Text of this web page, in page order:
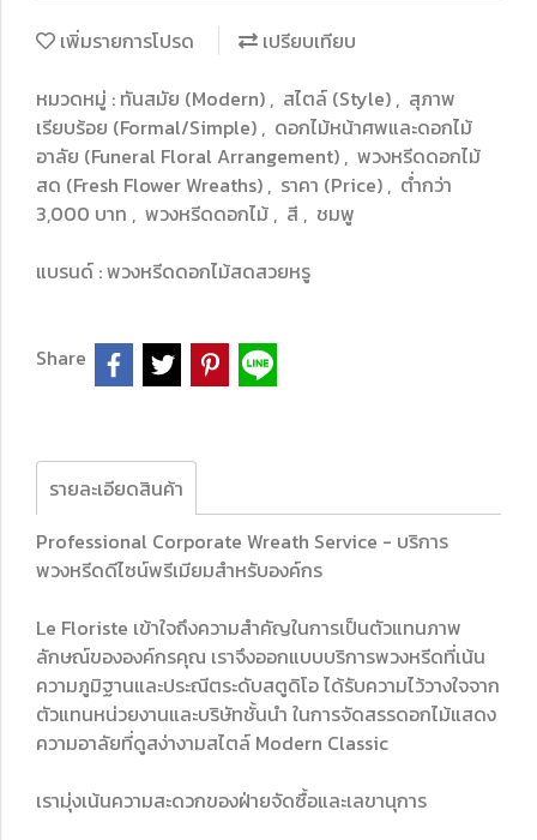
เพิ่มรายการโปรด
เปรียบเทียบ
หมวดหมู่ : ทันสมัย (Modern) , สไตล์ (Style) , สุภาพ
เรียบร้อย (Formal/Simple) , ดอกไม้หน้าศพและดอกไม้
อาลัย (Funeral Floral Arrangement) , พวงหรีดดอกไม้
สด (Fresh Flower Wreaths) , ราคา (Price) , ต่ำกว่า
3,000 บาท , พวงหรีดดอกไม้ , สี , ชมพู
แบรนด์ :พวงหรีดดอกไม้สดสวยหรู
Share
รายละเอียดสินค้า
Professional Corporate Wreath Service - บริการ
พวงหรีดดีไซน์พรีเมียมสำหรับองค์กร
Le Floriste เข้าใจถึงความสำคัญในการเป็นตัวแทนภาพ
ลักษณ์ขององค์กรคุณ เราจึงออกแบบบริการพวงหรีดที่เน้น
ความภูมิฐานและประณีตระดับสตูดิโอ ได้รับความไว้วางใจจาก
ตัวแทนหน่วยงานและบริษัทชั้นนำ ในการจัดสรรดอกไม้แสดง
ความอาลัยที่ดูสง่างามสไตล์ Modern Classic
เรามุ่งเน้นความสะดวกของฝ่ายจัดซื้อและเลขานุการ